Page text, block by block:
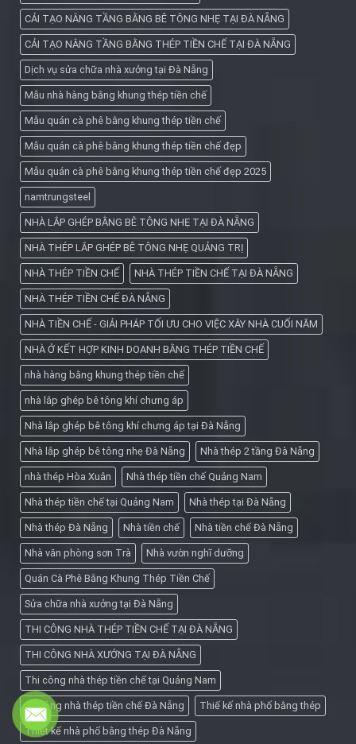
CẢI TẠO NÂNG TẦNG BẰNG BÊ TÔNG NHẸ TẠI ĐÀ NẴNG
CẢI TẠO NÂNG TẦNG BẰNG THÉP TIỀN CHẾ TẠI ĐÀ NẴNG
Dịch vụ sửa chữa nhà xưởng tại Đà Nẵng
Mẫu nhà hàng bằng khung thép tiền chế
Mẫu quán cà phê bằng khung thép tiền chế
Mẫu quán cà phê bằng khung thép tiền chế đẹp
Mẫu quán cà phê bằng khung thép tiền chế đẹp 2025
namtrungsteel
NHÀ LẮP GHÉP BẰNG BÊ TÔNG NHẸ TẠI ĐÀ NẴNG
NHÀ THÉP LẮP GHÉP BÊ TÔNG NHẸ QUẢNG TRỊ
NHÀ THÉP TIỀN CHẾ NHÀ THÉP TIỀN CHẾ TẠI ĐÀ NẴNG
NHÀ THÉP TIỀN CHẾ ĐÀ NẴNG
NHÀ TIỀN CHẾ - GIẢI PHÁP TỐI ƯU CHO VIỆC XÂY NHÀ CUỐI NĂM
NHÀ Ở KẾT HỢP KINH DOANH BẰNG THÉP TIỀN CHẾ
nhà hàng bằng khung thép tiền chế
nhà lắp ghép bê tông khí chưng áp
Nhà lắp ghép bê tông khí chưng áp tại Đà Nẵng
Nhà lắp ghép bê tông nhẹ Đà Nẵng Nhà thép 2 tầng Đà Nẵng
nhà thép Hòa Xuân Nhà thép tiền chế Quảng Nam
Nhà thép tiền chế tại Quảng Nam Nhà thép tại Đà Nẵng
Nhà thép Đà Nẵng Nhà tiền chế Nhà tiền chế Đà Nẵng
Nhà văn phòng sơn Trà Nhà vườn nghĩ dưỡng
Quán Cà Phê Bằng Khung Thép Tiền Chế
Sửa chữa nhà xưởng tại Đà Nẵng
THI CÔNG NHÀ THÉP TIỀN CHẾ TẠI ĐÀ NẴNG
THI CÔNG NHÀ XƯỞNG TẠI ĐÀ NẴNG
Thi công nhà thép tiền chế tại Quảng Nam
thi công nhà thép tiền chế Đà Nẵng Thiế kế nhà phố bằng thép
Thiết kế nhà phố bằng thép Đà Nẵng